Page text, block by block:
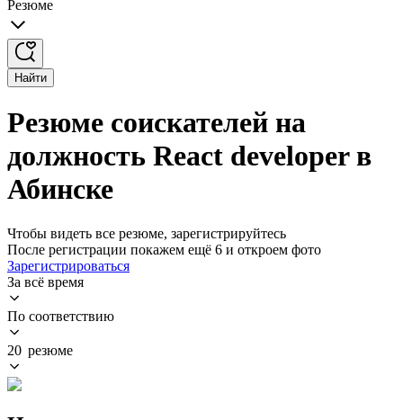
Резюме
Найти
Резюме соискателей на
должность React developer в
Абинске
Чтобы видеть все резюме, зарегистрируйтесь
После регистрации покажем ещё 6 и откроем фото
Зарегистрироваться
За всё время
По соответствию
20 резюме